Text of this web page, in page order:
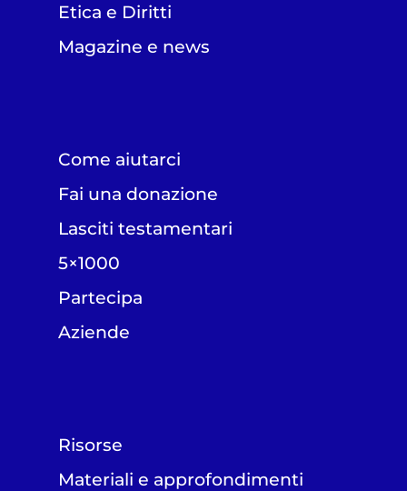
Etica e Diritti
Magazine e news
Come aiutarci
Fai una donazione
Lasciti testamentari
5×1000
Partecipa
Aziende
Risorse
Materiali e approfondimenti